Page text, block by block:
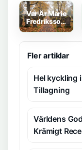
Kriminaldrama
Var Är Marie
Fredriksson
Begravd –
Insikter
Fler artiklar
Hel kyckling
Tillagning
Världens
Krämigt